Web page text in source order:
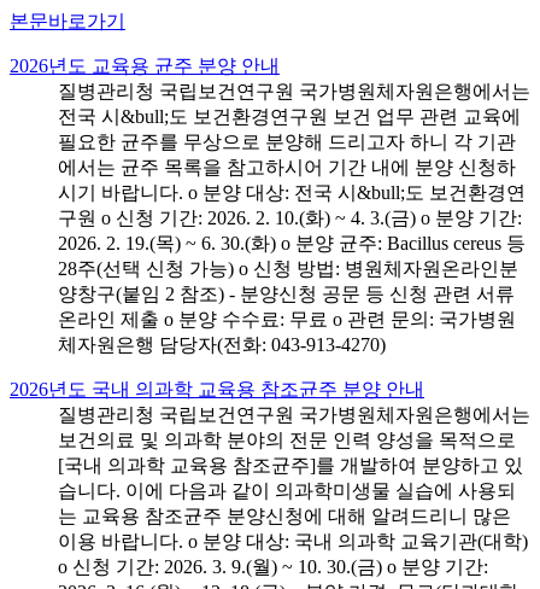
본문바로가기
2026년도 교육용 균주 분양 안내
질병관리청 국립보건연구원 국가병원체자원은행에서는
전국 시&bull;도 보건환경연구원 보건 업무 관련 교육에
필요한 균주를 무상으로 분양해 드리고자 하니 각 기관
에서는 균주 목록을 참고하시어 기간 내에 분양 신청하
시기 바랍니다. o 분양 대상: 전국 시&bull;도 보건환경연
구원 o 신청 기간: 2026. 2. 10.(화) ~ 4. 3.(금) o 분양 기간:
2026. 2. 19.(목) ~ 6. 30.(화) o 분양 균주: Bacillus cereus 등
28주(선택 신청 가능) o 신청 방법: 병원체자원온라인분
양창구(붙임 2 참조) - 분양신청 공문 등 신청 관련 서류
온라인 제출 o 분양 수수료: 무료 o 관련 문의: 국가병원
체자원은행 담당자(전화: 043-913-4270)
2026년도 국내 의과학 교육용 참조균주 분양 안내
질병관리청 국립보건연구원 국가병원체자원은행에서는
보건의료 및 의과학 분야의 전문 인력 양성을 목적으로
[국내 의과학 교육용 참조균주]를 개발하여 분양하고 있
습니다. 이에 다음과 같이 의과학미생물 실습에 사용되
는 교육용 참조균주 분양신청에 대해 알려드리니 많은
이용 바랍니다. o 분양 대상: 국내 의과학 교육기관(대학)
o 신청 기간: 2026. 3. 9.(월) ~ 10. 30.(금) o 분양 기간: